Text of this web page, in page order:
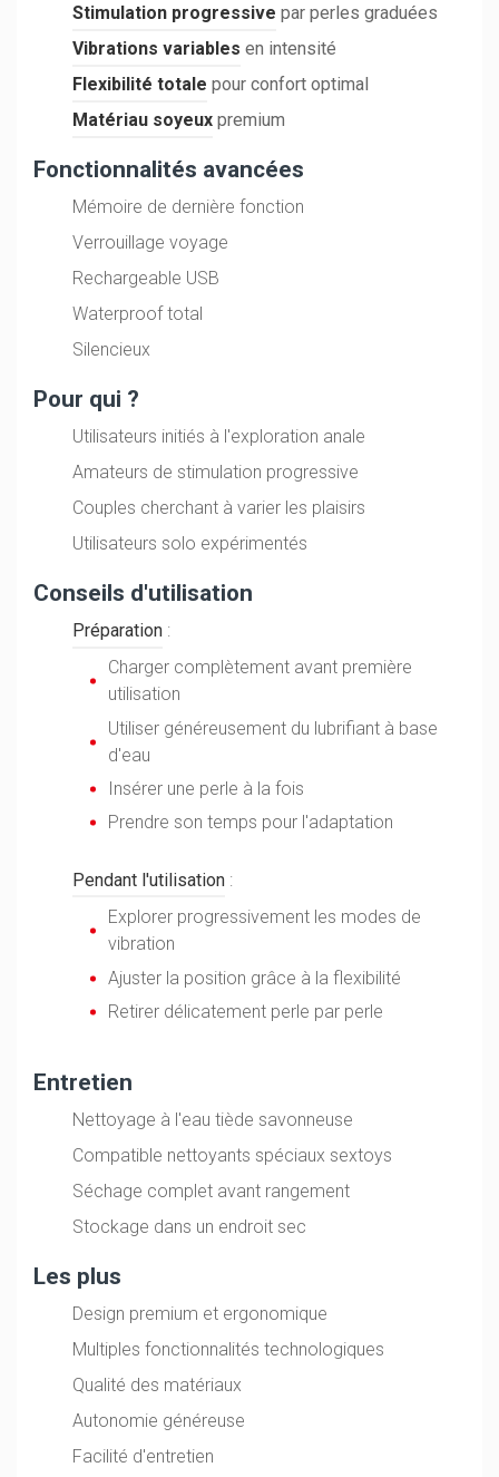
Stimulation progressive par perles graduées
Vibrations variables en intensité
Flexibilité totale pour confort optimal
Matériau soyeux premium
Fonctionnalités avancées
Mémoire de dernière fonction
Verrouillage voyage
Rechargeable USB
Waterproof total
Silencieux
Pour qui ?
Utilisateurs initiés à l'exploration anale
Amateurs de stimulation progressive
Couples cherchant à varier les plaisirs
Utilisateurs solo expérimentés
Conseils d'utilisation
Préparation :
Charger complètement avant première
utilisation
Utiliser généreusement du lubrifiant à base
d'eau
Insérer une perle à la fois
Prendre son temps pour l'adaptation
Pendant l'utilisation :
Explorer progressivement les modes de
vibration
Ajuster la position grâce à la flexibilité
Retirer délicatement perle par perle
Entretien
Nettoyage à l'eau tiède savonneuse
Compatible nettoyants spéciaux sextoys
Séchage complet avant rangement
Stockage dans un endroit sec
Les plus
Design premium et ergonomique
Multiples fonctionnalités technologiques
Qualité des matériaux
Autonomie généreuse
Facilité d'entretien